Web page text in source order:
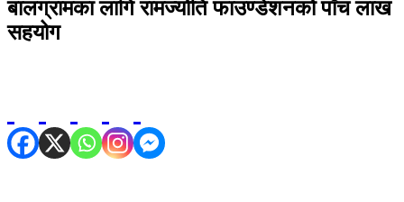
बालग्रामका लागि रामज्योति फाउण्डेशनको पाँच लाख
सहयोग